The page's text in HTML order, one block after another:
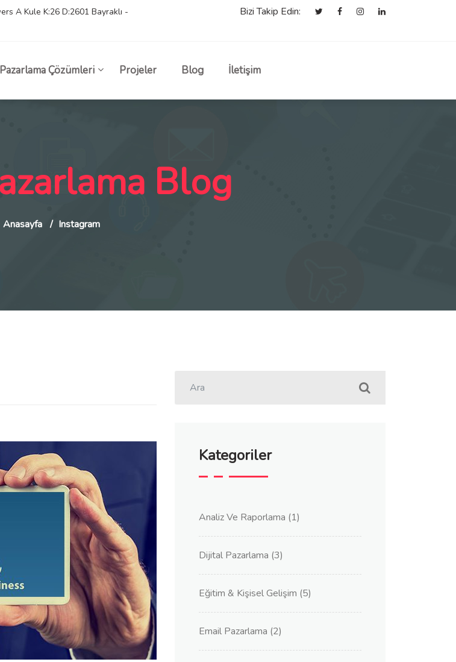
A Kule K:26 D:2601 Bayraklı -
Bizi Takip Edin:
Çözümleri Projeler Blog İletişim
Blog
Anasayfa Instagram
Kategoriler
Analiz Ve Raporlama (1)
Dijital Pazarlama (3)
Eğitim & Kişisel Gelişim (5)
Email Pazarlama (2)